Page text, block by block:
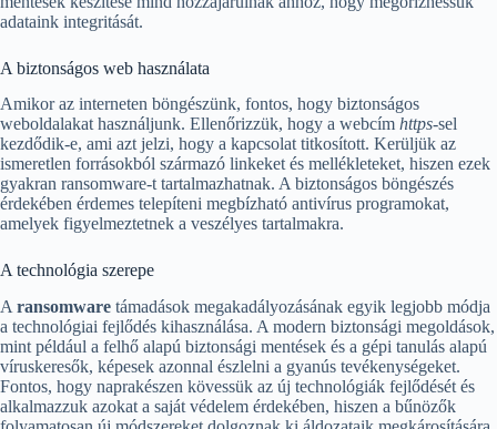
adataink integritását.
A biztonságos web használata
Amikor az interneten böngészünk, fontos, hogy biztonságos
weboldalakat használjunk. Ellenőrizzük, hogy a webcím https-sel
kezdődik-e, ami azt jelzi, hogy a kapcsolat titkosított. Kerüljük az
ismeretlen forrásokból származó linkeket és mellékleteket, hiszen ezek
gyakran ransomware-t tartalmazhatnak. A biztonságos böngészés
érdekében érdemes telepíteni megbízható antivírus programokat,
amelyek figyelmeztetnek a veszélyes tartalmakra.
A technológia szerepe
A ransomware támadások megakadályozásának egyik legjobb módja
a technológiai fejlődés kihasználása. A modern biztonsági megoldások,
mint például a felhő alapú biztonsági mentések és a gépi tanulás alapú
víruskeresők, képesek azonnal észlelni a gyanús tevékenységeket.
Fontos, hogy naprakészen kövessük az új technológiák fejlődését és
alkalmazzuk azokat a saját védelem érdekében, hiszen a bűnözők